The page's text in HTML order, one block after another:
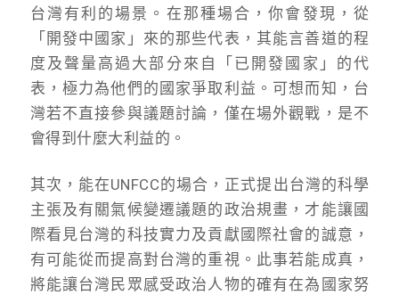
台灣有利的場景。在那種場合，你會發現，從
「開發中國家」來的那些代表，其能言善道的程
度及聲量高過大部分來自「已開發國家」的代
表，極力為他們的國家爭取利益。可想而知，台
灣若不直接參與議題討論，僅在場外觀戰，是不
會得到什麼大利益的。
其次，能在UNFCC的場合，正式提出台灣的科學
主張及有關氣候變遷議題的政治規畫，才能讓國
際看見台灣的科技實力及貢獻國際社會的誠意，
有可能從而提高對台灣的重視。此事若能成真，
將能讓台灣民眾感受政治人物的確有在為國家努